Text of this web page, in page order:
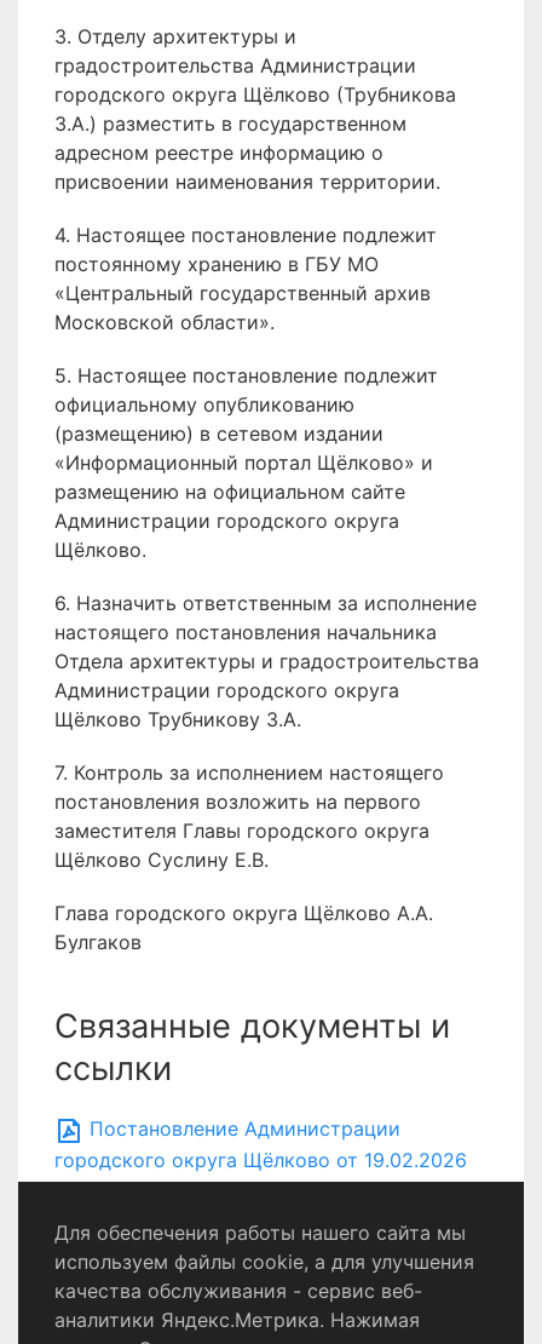
3. Отделу архитектуры и
градостроительства Администрации
городского округа Щёлково (Трубникова
З.А.) разместить в государственном
адресном реестре информацию о
присвоении наименования территории.
4. Настоящее постановление подлежит
постоянному хранению в ГБУ МО
«Центральный государственный архив
Московской области».
5. Настоящее постановление подлежит
официальному опубликованию
(размещению) в сетевом издании
«Информационный портал Щёлково» и
размещению на официальном сайте
Администрации городского округа
Щёлково.
6. Назначить ответственным за исполнение
настоящего постановления начальника
Отдела архитектуры и градостроительства
Администрации городского округа
Щёлково Трубникову З.А.
7. Контроль за исполнением настоящего
постановления возложить на первого
заместителя Главы городского округа
Щёлково Суслину Е.В.
Глава городского округа Щёлково А.А.
Булгаков
Связанные документы и
ссылки
Постановление Администрации
городского округа Щёлково от 19.02.2026
№ 502
Политика конфиденциальности
Для обеспечения работы нашего сайта мы
используем файлы cookie, а для улучшения
качества обслуживания - сервис веб-
аналитики Яндекс.Метрика. Нажимая